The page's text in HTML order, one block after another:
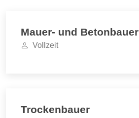
Mauer- und Betonbauer
Vollzeit
Trockenbauer